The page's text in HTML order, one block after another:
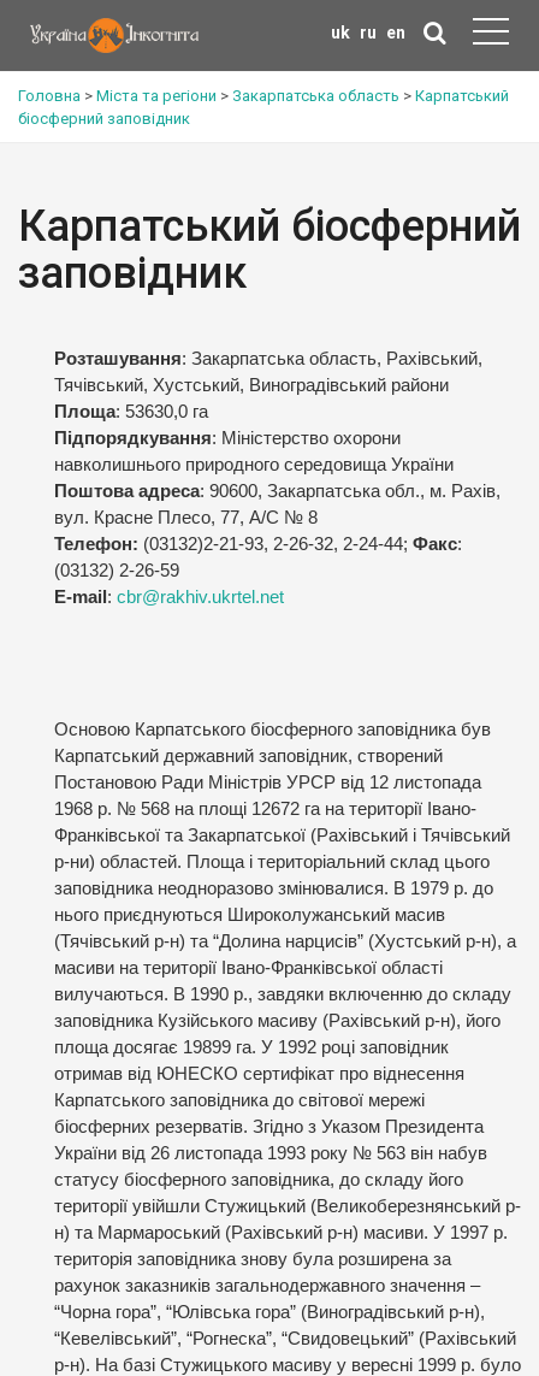
uk ru en
Головна > Міста та регіони > Закарпатська область > Карпатський
біосферний заповідник
Карпатський біосферний
заповідник
Розташування: Закарпатська область, Рахівський,
Тячівський, Хустський, Виноградівський райони
Площа: 53630,0 га
Підпорядкування: Міністерство охорони
навколишнього природного середовища України
Поштова адреса: 90600, Закарпатська обл., м. Рахів,
вул. Красне Плесо, 77, А/С № 8
Телефон: (03132)2-21-93, 2-26-32, 2-24-44; Факс:
(03132) 2-26-59
Е-mail : cbr@rakhiv.ukrtel.net
Основою Карпатського біосферного заповідника був
Карпатський державний заповідник, створений
Постановою Ради Міністрів УРСР від 12 листопада
1968 р. № 568 на площі 12672 га на території Івано-
Франківської та Закарпатської (Рахівський і Тячівський
р-ни) областей. Площа і територіальний склад цього
заповідника неодноразово змінювалися. В 1979 р. до
нього приєднуються Широколужанський масив
(Тячівський р-н) та “Долина нарцисів” (Хустський р-н), а
масиви на території Івано-Франківської області
вилучаються. В 1990 р., завдяки включенню до складу
заповідника Кузійського масиву (Рахівський р-н), його
площа досягає 19899 га. У 1992 році заповідник
отримав від ЮНЕСКО сертифікат про віднесення
Карпатського заповідника до світової мережі
біосферних резерватів. Згідно з Указом Президента
України від 26 листопада 1993 року № 563 він набув
статусу біосферного заповідника, до складу його
території увійшли Стужицький (Великоберезнянський р-
н) та Мармароський (Рахівський р-н) масиви. У 1997 р.
територія заповідника знову була розширена за
рахунок заказників загальнодержавного значення –
“Чорна гора”, “Юлівська гора” (Виноградівський р-н),
“Кевелівський”, “Рогнеска”, “Свидовецький” (Рахівський
р-н). На базі Стужицького масиву у вересні 1999 р. було